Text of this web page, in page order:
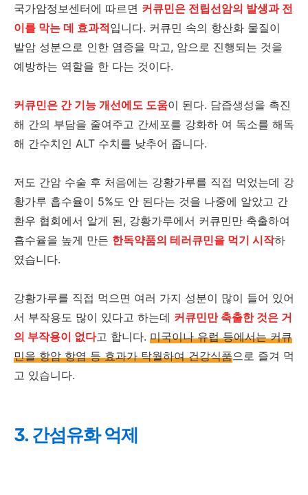
국가암정보센터에 따르면 커큐민은 전립선암의 발생과 전
이를 막는 데 효과적입니다. 커큐민 속의 항산화 물질이
발암 성분으로 인한 염증을 막고, 암으로 진행되는 것을
예방하는 역할을 한 다는 것이다.
커큐민은 간 기능 개선에도 도움이 된다. 담즙생성을 촉진
해 간의 부담을 줄여주고 간세포를 강화하 여 독소를 해독
해 간수치인 ALT 수치를 낮추어 줍니다.
저도 간암 수술 후 처음에는 강황가루를 직접 먹었는데 강
황가루 흡수율이 5%도 안 된다는 것을 나중에 알았고 간
환우 협회에서 알게 된, 강황가루에서 커큐민만 축출하여
흡수율을 높게 만든 한독약품의 테러큐민을 먹기 시작하
였습니다.
강황가루를 직접 먹으면 여러 가지 성분이 많이 들어 있어
서 부작용도 많이 있다고 하는데 커큐민만 축출한 것은 거
의 부작용이 없다고 합니다. 미국이나 유럽 등에서는 커큐
민을 항암 항염 등 효과가 탁월하여 건강식품으로 즐겨 먹
고 있습니다.
3. 간섬유화 억제